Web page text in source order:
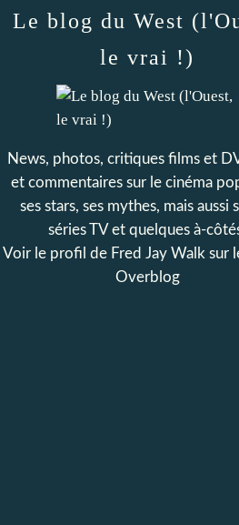
Le blog du West
le vrai !)
News, photos, critiques films et
et commentaires sur le cinéma
ses stars, ses mythes, mais aussi
séries TV et quelques à-
Voir le profil de Fred Jay Walk sur
Overblog